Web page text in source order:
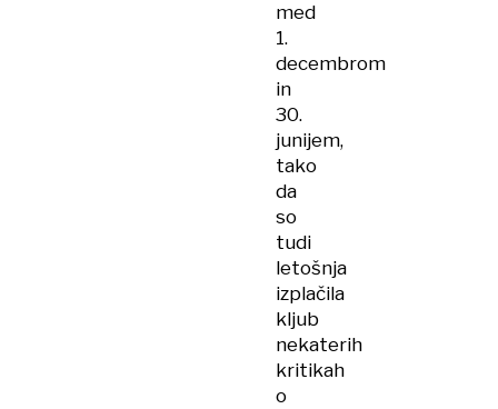
med
1.
decembrom
in
30.
junijem,
tako
da
so
tudi
letošnja
izplačila
kljub
nekaterih
kritikah
o